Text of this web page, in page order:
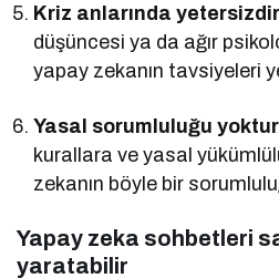
Kriz anlarında
düşüncesi ya da ağır
yapay zekanın tavsiyeleri
Yasal sorumluluğu
kurallara ve yasal
zekanın böyle bir
Yapay zeka sohbetleri
yaratabilir